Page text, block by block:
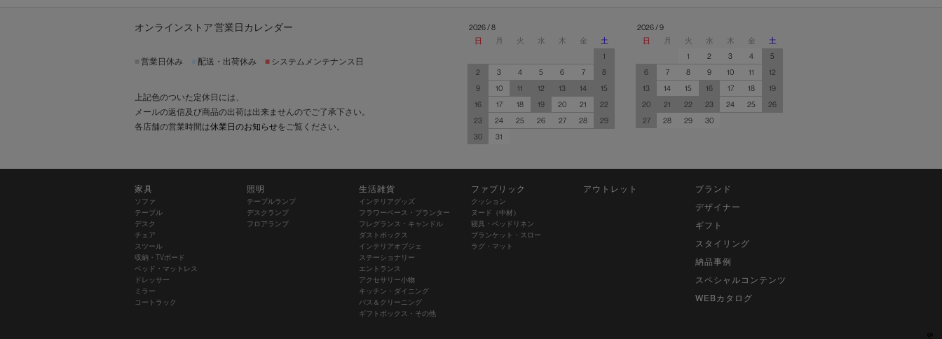
オンラインストア 営業日カレンダー
営業日休み 配送・出荷休み ■ システムメンテナンス日
上記色のついた定休日には、
メールの返信及び商品の出荷は出来ませんのでご了承下さい。
各店舗の営業時間は休業日のお知らせをご覧ください。
2026 / 8
日
月 火 水 木 金
土
1
2
3 4 5 6 7
8
9
10 11 12 13 14
15
16
17 18 19 20 21
22
23
24 25 26 27 28
29
30
31
2026 / 9
日
月 火 水 木 金
土
1
2 3 4
5
6
7 8 9 10 11
12
13
14 15 16 17 18
19
20
21 22 23 24 25
26
27
28 29 30
家具
ソファ
テーブル
デスク
チェア
スツール
収納・TVボード
ベッド・マットレス
ドレッサー
ミラー
コートラック
照明
テーブルランプ
デスクランプ
フロアランプ
生活雑貨
インテリアグッズ
フラワーベース・プランター
フレグランス・キャンドル
ダストボックス
インテリアオブジェ
ステーショナリー
エントランス
アクセサリー小物
キッチン・ダイニング
バス＆クリーニング
ギフトボックス・その他
ファブリック
クッション
ヌード（中材）
寝具・ベッドリネン
ブランケット・スロー
ラグ・マット
アウトレット
ブランド
デザイナー
ギフト
スタイリング
納品事例
スペシャルコンテンツ
WEBカタログ